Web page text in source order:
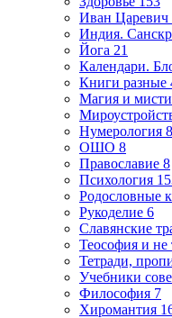
Иван Царевич
Индия.
Йога 21
Календари.
Книги разные
Магия и
Нумерология 8
ОШО 8
Православие 8
Психология
Родословные
Рукоделие 6
Славянские
Теософия и не
Тетради,
Учебники
Философия 7
Хиромантия